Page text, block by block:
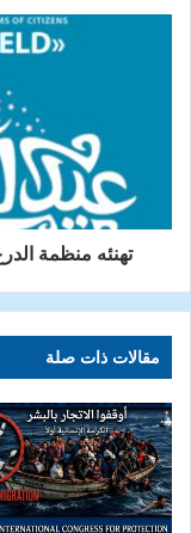
تهنئه منظمة
مقالات ذات صلة